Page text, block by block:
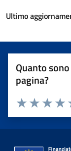
Ultimo
Quanto
pagina?
Valuta
Valuta 2
Valuta 1 stelle